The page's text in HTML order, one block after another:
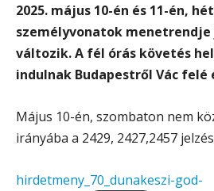
2025. május 10-én és 11-én,
személyvonatok
változik. A fél órás követés
indulnak Budapestről Vác felé
Május 10-én, szombaton nem
irányába a 2429, 2427,2457
hirdetmeny_70_dunakeszi-god-